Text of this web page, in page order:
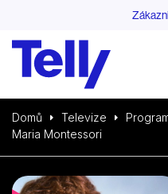
Domů Televize
Maria Montessori